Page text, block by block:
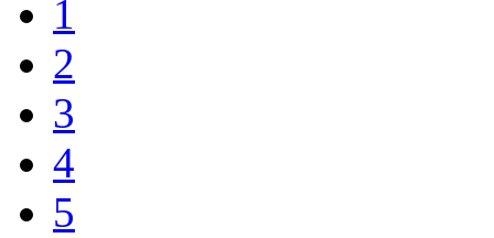
1
2
3
4
5